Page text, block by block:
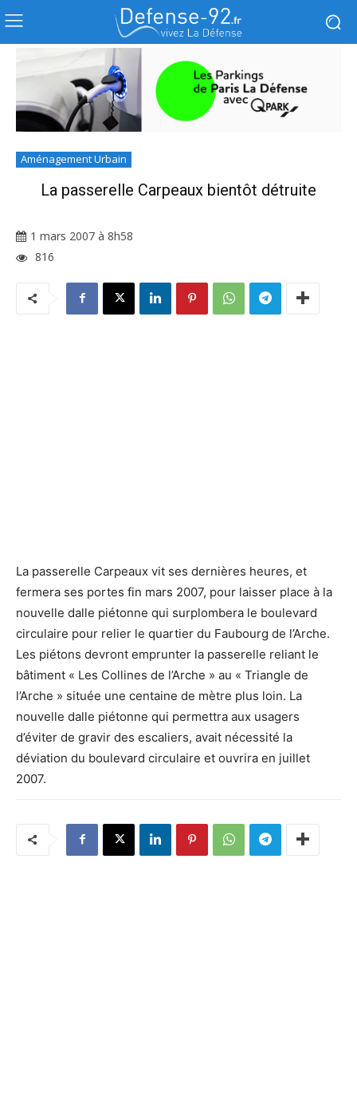
Aménagement Urbain
La passerelle Carpeaux bientôt détruite
1 mars 2007 à 8h58
816
La passerelle Carpeaux vit ses dernières heures, et
fermera ses portes fin mars 2007, pour laisser place à la
nouvelle dalle piétonne qui surplombera le boulevard
circulaire pour relier le quartier du Faubourg de l’Arche.
Les piétons devront emprunter la passerelle reliant le
bâtiment « Les Collines de l’Arche » au « Triangle de
l’Arche » située une centaine de mètre plus loin. La
nouvelle dalle piétonne qui permettra aux usagers
d’éviter de gravir des escaliers, avait nécessité la
déviation du boulevard circulaire et ouvrira en juillet
2007.